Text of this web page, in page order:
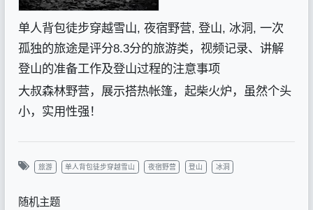
单人背包徒步穿越雪山, 夜宿野营, 登山, 冰洞, 一次
孤独的旅途是评分8.3分的旅游类，视频记录、讲解
登山的准备工作及登山过程的注意事项
大叔森林野营，展示搭热帐篷，起柴火炉，虽然个头
小，实用性强！
旅游 单人背包徒步穿越雪山 夜宿野营 登山 冰洞
随机主题